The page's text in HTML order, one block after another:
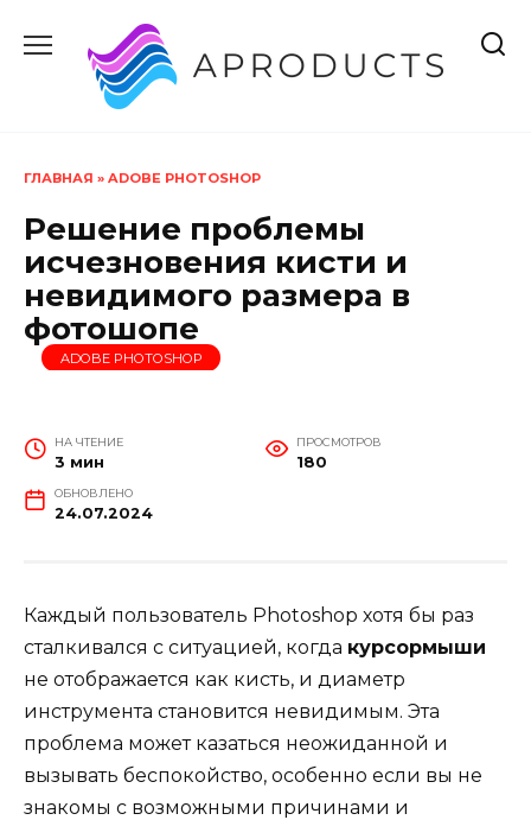
содержанию
ГЛАВНАЯ » ADOBE PHOTOSHOP
Решение проблемы
исчезновения кисти и
невидимого размера в
фотошопе
ADOBE PHOTOSHOP
НА ЧТЕНИЕ
3 мин
ПРОСМОТРОВ
180
ОБНОВЛЕНО
24.07.2024
Каждый пользователь Photoshop хотя бы раз
сталкивался с ситуацией, когда курсормыши
не отображается как кисть, и диаметр
инструмента становится невидимым. Эта
проблема может казаться неожиданной и
вызывать беспокойство, особенно если вы не
знакомы с возможными причинами и